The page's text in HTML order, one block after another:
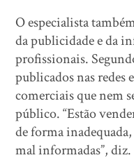
O especialista
da publicidade e da
profissionais.
publicados nas redes
comerciais que nem
público. “Estão
de forma
mal informadas”, diz.